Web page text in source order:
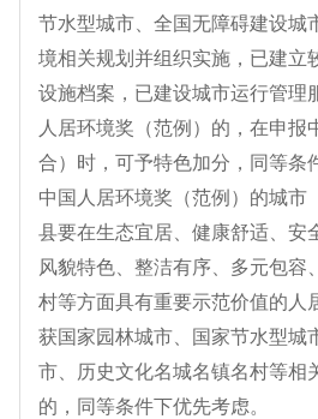
节水型城市、全国无障碍建设城
境相关规划并组织实施，已建立
设施档案，已建设城市运行管理
人居环境奖（范例）的，在申报
合）时，可予特色加分，同等条
中国人居环境奖（范例）的城市
县要在生态宜居、健康舒适、安
风貌特色、整洁有序、多元包容
村等方面具有重要示范价值的人
获国家园林城市、国家节水型城
市、历史文化名城名镇名村等相
的，同等条件下优先考虑。